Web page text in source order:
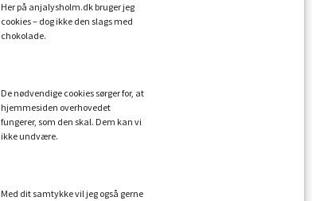
Her på anjalysholm.dk bruger jeg
cookies – dog ikke den slags med
chokolade.
De nødvendige cookies sørger for, at
hjemmesiden overhovedet
fungerer, som den skal. Dem kan vi
ikke undvære.
Med dit samtykke vil jeg også gerne